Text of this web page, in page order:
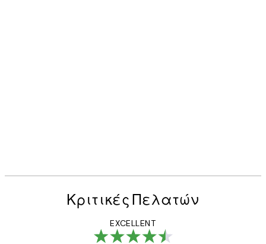
Κριτικές Πελατών
EXCELLENT